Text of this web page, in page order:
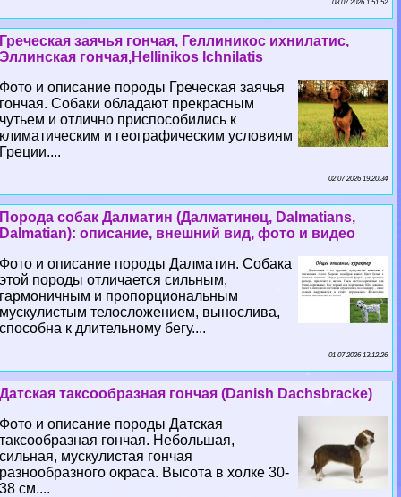
03 07 2026 1:51:52
Греческая заячья гончая, Геллиникос ихнилатис,
Эллинская гончая,Hellinikos Ichnilatis
Фото и описание породы Греческая заячья
гончая. Собаки обладают прекрасным
чутьем и отлично приспособились к
климатическим и географическим условиям
Греции....
02 07 2026 19:20:34
Порода собак Далматин (Далматинец, Dalmatians,
Dalmatian): описание, внешний вид, фото и видео
Фото и описание породы Далматин. Собака
этой породы отличается сильным,
гармоничным и пропорциональным
мускулистым телосложением, вынослива,
способна к длительному бегу....
01 07 2026 13:12:26
Датская таксообразная гончая (Danish Dachsbracke)
Фото и описание породы Датская
таксообразная гончая. Небольшая,
сильная, мускулистая гончая
разнообразного окраса. Высота в холке 30-
38 см....